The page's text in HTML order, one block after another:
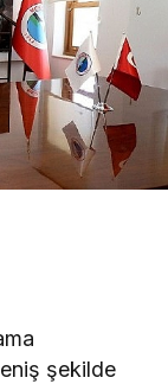
şekilde